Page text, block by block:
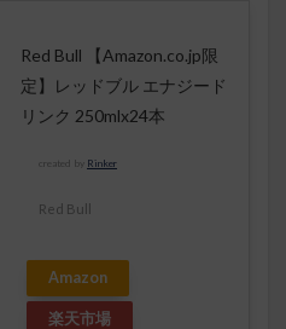
Red Bull 【Amazon.co.jp限
定】レッドブル エナジード
リンク 250mlx24本
created by Rinker
Red Bull
Amazon
楽天市場